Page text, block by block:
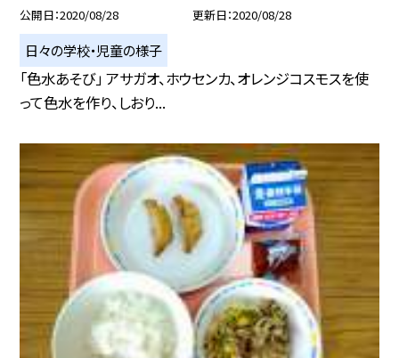
公開日 2020/08/28 更新日 2020/08/28
日々の学校・児童の様子
「色水あそび」 アサガオ、ホウセンカ、オレンジコスモスを使
って色水を作り、しおり...